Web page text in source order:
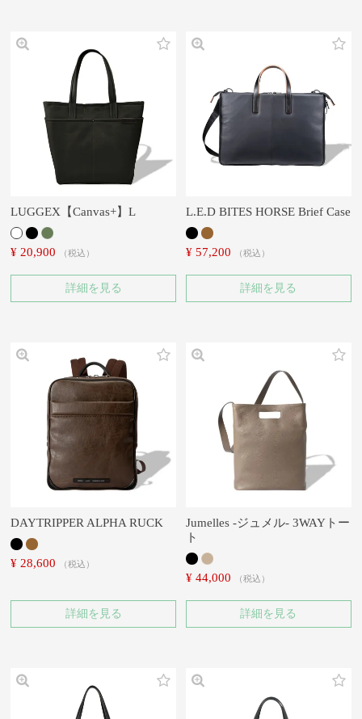
LUGGEX【Canvas+】L
¥ 20,900 税込
詳細を見る
L.E.D BITES HORSE Brief Case
¥ 57,200 税込
詳細を見る
DAYTRIPPER ALPHA RUCK
¥ 28,600 税込
詳細を見る
Jumelles -ジュメル- 3WAYトー
ト
¥ 44,000 税込
詳細を見る